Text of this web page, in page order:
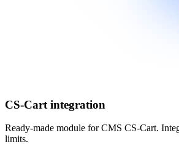
CS-Cart integration
Ready-made module for CMS CS-Cart.
limits.